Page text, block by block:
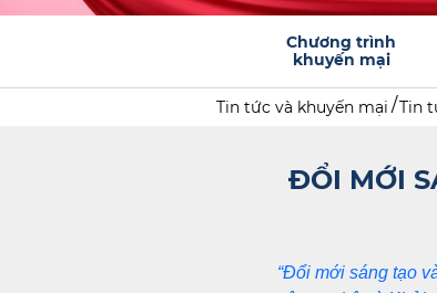
Chương trình
khuyến mại
Tin tức và khuyến mại Tin
ĐỔI MỚI
“Đổi mới sáng tạo